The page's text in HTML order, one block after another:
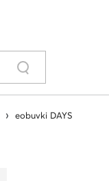
› eobuvki DAYS